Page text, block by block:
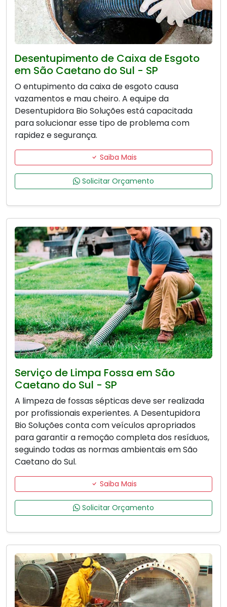
Desentupimento de Caixa de Esgoto
em São Caetano do Sul - SP
O entupimento da caixa de esgoto causa
vazamentos e mau cheiro. A equipe da
Desentupidora Bio Soluções está capacitada
para solucionar esse tipo de problema com
rapidez e segurança.
Saiba Mais
Solicitar Orçamento
Serviço de Limpa Fossa em São
Caetano do Sul - SP
A limpeza de fossas sépticas deve ser realizada
por profissionais experientes. A Desentupidora
Bio Soluções conta com veículos apropriados
para garantir a remoção completa dos resíduos,
seguindo todas as normas ambientais em São
Caetano do Sul.
Saiba Mais
Solicitar Orçamento